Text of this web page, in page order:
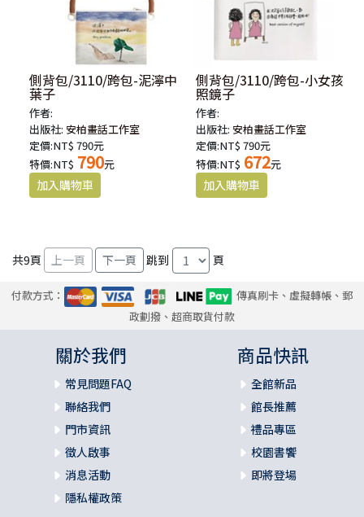
側背包/3110/跨包-泥濘中
葉子
作者:
出版社:安柏畫話工作室
定價:NT$ 790元
特價:NT$ 790元
側背包/3110/跨包-小女孩
照鏡子
作者:
出版社:安柏畫話工作室
定價:NT$ 790元
特價:NT$ 672元
共9頁 跳到 頁
付款方式：
傳真刷卡、虛擬轉帳、郵
政劃撥、超商取貨付款
關於我們
常見問題FAQ
聯絡我們
門市資訊
徵人啟事
消息活動
隱私權政策
商品快訊
全館新品
館長推薦
禮品專區
校園書饗
即將登場